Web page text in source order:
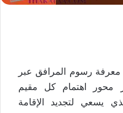
رسوم المرافق عبر
والتي تعتبر محور اهتمام كل مقيم
يسعي لتجديد الإقامة